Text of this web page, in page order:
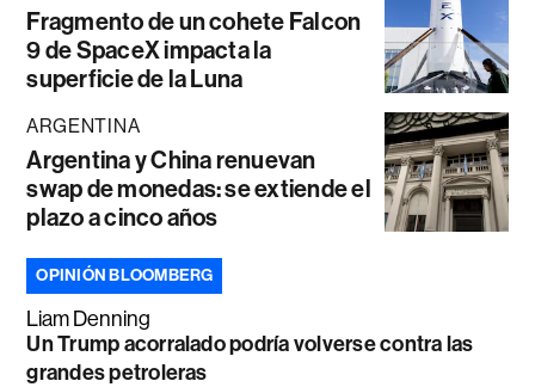
Fragmento de un cohete Falcon
9 de SpaceX impacta la
superficie de la Luna
ARGENTINA
Argentina y China renuevan
swap de monedas: se extiende el
plazo a cinco años
OPINIÓN BLOOMBERG
Liam Denning
Un Trump acorralado podría volverse contra las
grandes petroleras